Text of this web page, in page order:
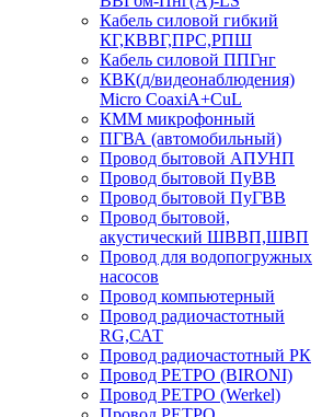
Кабель силовой гибкий
КГ,КВВГ,ПРС,РПШ
Кабель силовой ППГнг
КВК(д/видеонаблюдения)
Micro CoaxiA+CuL
КММ микрофонный
ПГВА (автомобильный)
Провод бытовой АПУНП
Провод бытовой ПуВВ
Провод бытовой ПуГВВ
Провод бытовой,
акустический ШВВП,ШВП
Провод для водопогружных
насосов
Провод компьютерный
Провод радиочастотный
RG,САТ
Провод радиочастотный РК
Провод РЕТРО (BIRONI)
Провод РЕТРО (Werkel)